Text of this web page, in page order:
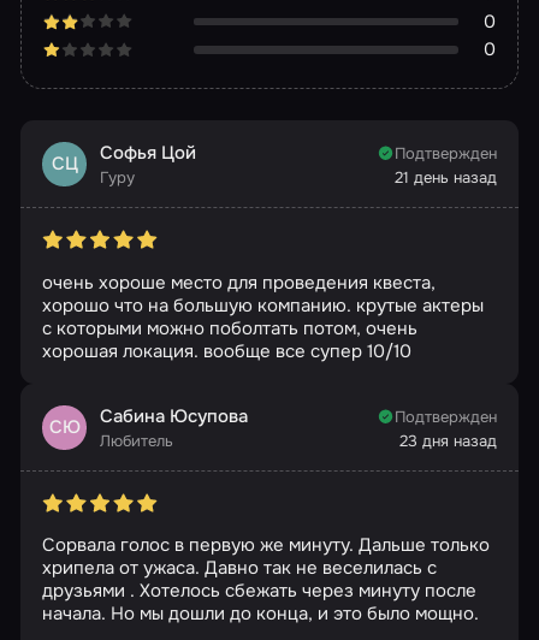
0
0
СЦ Софья Цой
Гуру
Подтвержден
21 день назад
очень хороше место для проведения квеста,
хорошо что на большую компанию. крутые актеры
с которыми можно поболтать потом, очень
хорошая локация. вообще все супер 10/10
СЮ Сабина Юсупова
Любитель
Подтвержден
23 дня назад
Сорвала голос в первую же минуту. Дальше только
хрипела от ужаса. Давно так не веселилась с
друзьями . Хотелось сбежать через минуту после
начала. Но мы дошли до конца, и это было мощно.